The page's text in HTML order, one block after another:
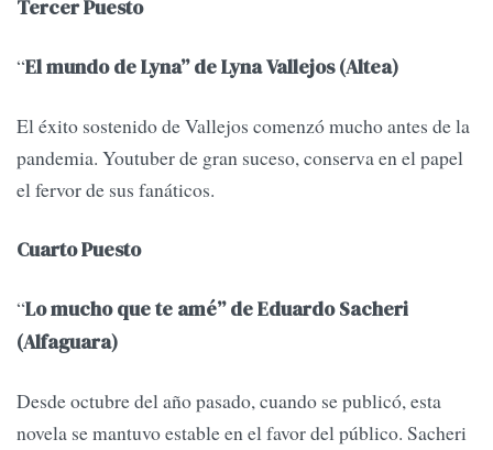
Tercer Puesto
“El mundo de Lyna” de Lyna Vallejos (Altea)
El éxito sostenido de Vallejos comenzó mucho antes de la
pandemia. Youtuber de gran suceso, conserva en el papel
el fervor de sus fanáticos.
Cuarto Puesto
“Lo mucho que te amé” de Eduardo Sacheri
(Alfaguara)
Desde octubre del año pasado, cuando se publicó, esta
novela se mantuvo estable en el favor del público. Sacheri